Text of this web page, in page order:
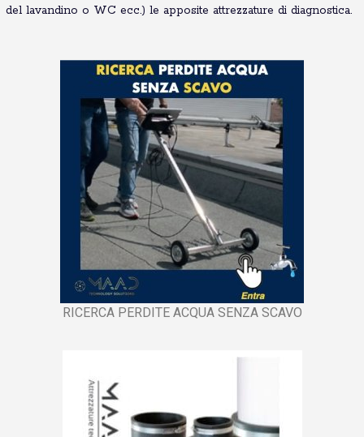
del lavandino o WC ecc.) le apposite attrezzature di diagnostica.
RICERCA PERDITE ACQUA SENZA SCAVO